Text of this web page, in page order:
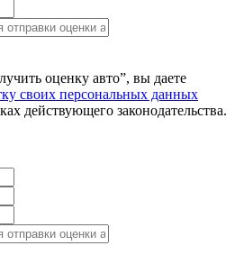
оценку авто”, вы даете
своих персональных данных
действующего законодательства.